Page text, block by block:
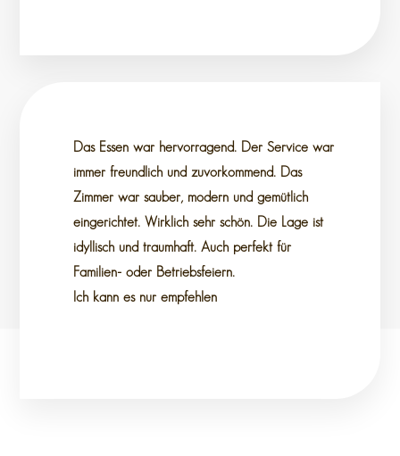
Das Essen war hervorragend. Der Service war
immer freundlich und zuvorkommend. Das
Zimmer war sauber, modern und gemütlich
eingerichtet. Wirklich sehr schön. Die Lage ist
idyllisch und traumhaft. Auch perfekt für
Familien- oder Betriebsfeiern.
Ich kann es nur empfehlen